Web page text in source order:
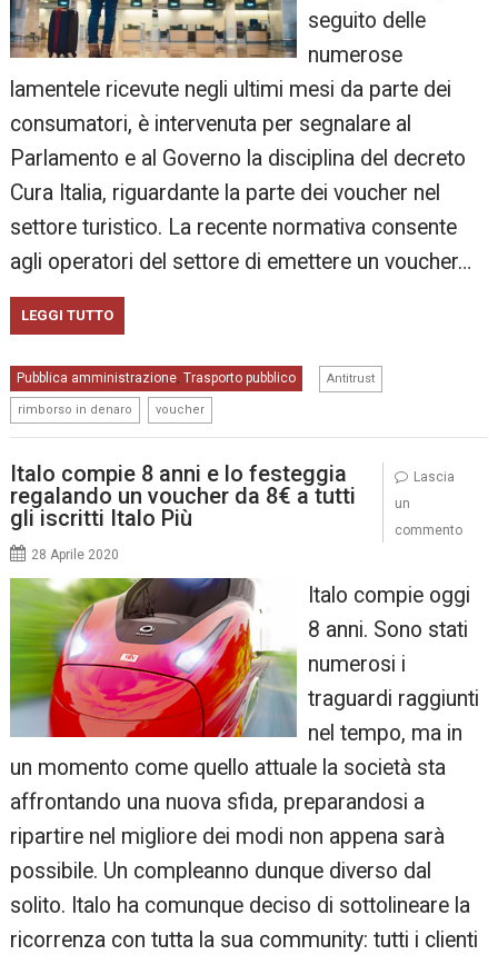
seguito delle
numerose
lamentele ricevute negli ultimi mesi da parte dei
consumatori, è intervenuta per segnalare al
Parlamento e al Governo la disciplina del decreto
Cura Italia, riguardante la parte dei voucher nel
settore turistico. La recente normativa consente
agli operatori del settore di emettere un voucher…
LEGGI TUTTO
Pubblica amministrazione,Trasporto pubblico Antitrust
rimborso in denaro voucher
Italo compie 8 anni e lo festeggia
regalando un voucher da 8€ a tutti
gli iscritti Italo Più
28 Aprile 2020
Italo compie oggi
8 anni. Sono stati
numerosi i
traguardi raggiunti
nel tempo, ma in
un momento come quello attuale la società sta
affrontando una nuova sfida, preparandosi a
ripartire nel migliore dei modi non appena sarà
possibile. Un compleanno dunque diverso dal
solito. Italo ha comunque deciso di sottolineare la
ricorrenza con tutta la sua community: tutti i clienti
Lascia
un
commento